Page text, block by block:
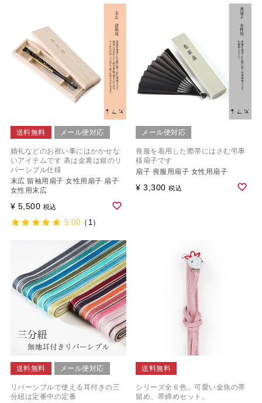
送料無料 メール便対応
婚礼などのお祝い事にはかかせな
いアイテムです 表は金裏は銀のリ
バーシブル仕様
末広 留袖用扇子 女性用扇子 扇子
女性用末広
¥ 5,500 税込
5.00 （1）
メール便対応
喪服を着用した際帯にはさむ弔事
様扇子です
扇子 喪服用扇子 女性用扇子
¥ 3,300 税込
送料無料 メール便対応
リバーシブルで使える耳付きの三
分紐は定番中の定番
送料無料
シリーズ全６色。可愛い金魚の帯
留め、帯締めセット。